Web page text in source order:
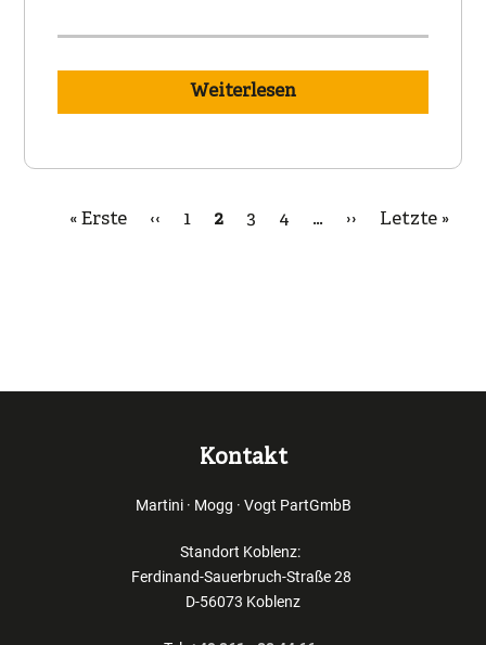
Weiterlesen
Erste
« Erste
Vorherige
‹‹ Page
1
Aktuelle
2 Page
3 Page
4 …
Nächste
››
Letzte
Letzte »
Kontakt
Martini · Mogg · Vogt PartGmbB
Standort Koblenz:
Ferdinand-Sauerbruch-Straße 28
D-56073 Koblenz